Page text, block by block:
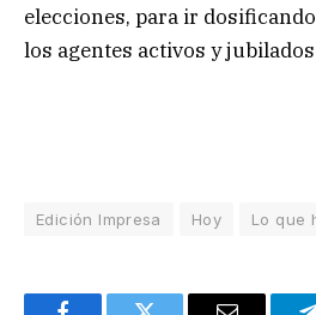
elecciones, para ir
los agentes activos y
Edición Impresa Hoy Lo que